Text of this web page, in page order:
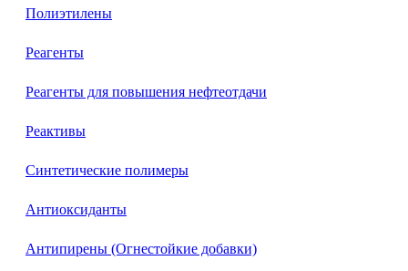
Полиэтилены
Реагенты
Реагенты для повышения нефтеотдачи
Реактивы
Синтетические полимеры
Антиоксиданты
Антипирены (Огнестойкие добавки)